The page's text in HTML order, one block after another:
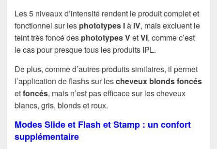
Les 5 niveaux d’intensité rendent le produit complet et
fonctionnel sur les phototypes Ià IV, mais excluent le
teint très foncé des phototypes VetVI, comme c’est
le cas pour presque tous les produits IPL.
De plus, comme d’autres produits similaires, il permet
l’application de flashs sur lescheveux blonds foncés
etfoncés, mais n’est pas efficace sur les cheveux
blancs, gris, blonds et roux.
Modes Slide et Flash et Stamp : un confort
supplémentaire